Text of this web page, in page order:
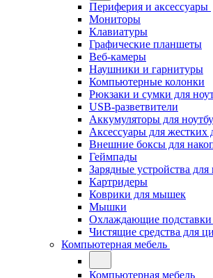
Периферия и аксессуары
Мониторы
Клавиатуры
Графические планшеты
Веб-камеры
Наушники и гарнитуры
Компьютерные колонки
Рюкзаки и сумки для
USB-разветвители
Аккумуляторы для
Аксессуары для жестких
Внешние боксы для
Геймпады
Зарядные устройства для
Картридеры
Коврики для мышек
Мышки
Охлаждающие подставки
Чистящие средства для
Компьютерная мебель
Компьютерная мебель